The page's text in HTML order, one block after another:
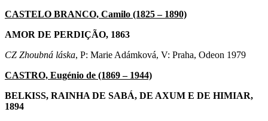
CASTELO BRANCO, Camilo (1825 – 1890)
AMOR DE PERDIÇÃO, 1863
CZ Zhoubná láska, P: Marie Adámková, V: Praha, Odeon 1979
CASTRO, Eugénio de (1869 – 1944)
BELKISS, RAINHA DE SABÁ, DE AXUM E DE HIMIAR,
1894